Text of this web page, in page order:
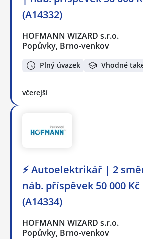
(A14332)
HOFMANN WIZARD s.r.o.
Popůvky, Brno-venkov
Plný úvazek Vhodné
včerejší
⚡ Autoelektrikář | 2
náb. příspěvek 50 000 Kč
(A14334)
HOFMANN WIZARD s.r.o.
Popůvky, Brno-venkov